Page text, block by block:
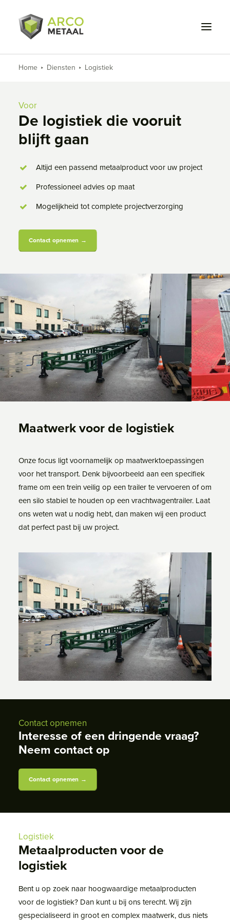
Voor wie
Projecten
Over ons
Werken bij
Contact
Home Diensten Logistiek
Voor
De logistiek die vooruit
blijft gaan
Altijd een passend metaalproduct voor uw project
Professioneel advies op maat
Mogelijkheid tot complete projectverzorging
Contact opnemen →
Maatwerk voor de logistiek
Onze focus ligt voornamelijk op maatwerktoepassingen
voor het transport. Denk bijvoorbeeld aan een specifiek
frame om een trein veilig op een trailer te vervoeren of om
een silo stabiel te houden op een vrachtwagentrailer. Laat
ons weten wat u nodig hebt, dan maken wij een product
dat perfect past bij uw project.
Contact opnemen
Interesse of een dringende vraag?
Neem contact op
Contact opnemen →
Logistiek
Metaalproducten voor de
logistiek
Bent u op zoek naar hoogwaardige metaalproducten
voor de logistiek? Dan kunt u bij ons terecht. Wij zijn
gespecialiseerd in groot en complex maatwerk, dus niets